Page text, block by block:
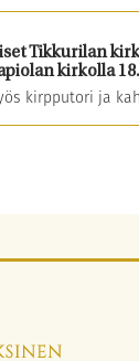
Tikkurilan
kirkolla
kirpputori ja